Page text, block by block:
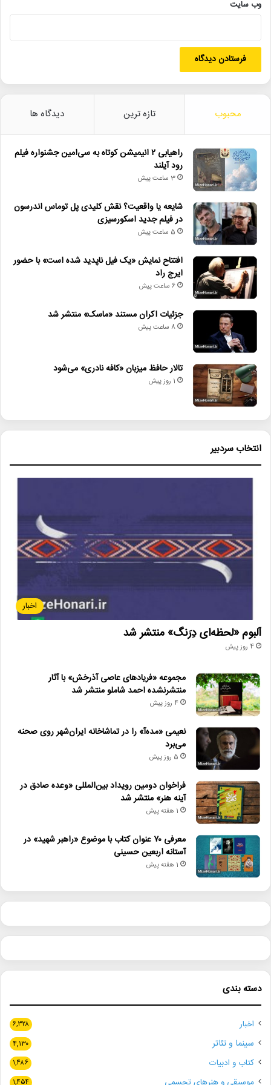
وب‌ سایت
محبوب تازه ترین دیدگاه ها
راهیابی ۲ انیمیشن کوتاه به سی‌امین جشنواره فیلم
رود آیلند
3 ساعت پیش
شایعه یا واقعیت؟ نقش کلیدی پل توماس اندرسون
در فیلم جدید اسکورسیزی
5 ساعت پیش
افتتاح نمایش «یک فیل ناپدید شده است» با حضور
ایرج راد
6 ساعت پیش
جزئیات اکران مستند «ماسک» منتشر شد
8 ساعت پیش
تالار حافظ میزبان «کافه نادری» می‌شود
1 روز پیش
انتخاب سردبیر
اخبار
آلبوم «لحظه‌ای دِرَنگ» منتشر شد
4 روز پیش
مجموعه «فریادهای عاصی آذرخش» با آثار
منتشرنشده احمد شاملو منتشر شد
4 روز پیش
نعیمی «مده‌آ» را در تماشاخانه ایران‌شهر روی صحنه
می‌برد
5 روز پیش
فراخوان دومین رویداد بین‌المللی «وعده صادق در
آینه هنر» منتشر شد
1 هفته پیش
معرفی ۷۰ عنوان کتاب با موضوع «راهبر شهید» در
آستانه اربعین حسینی
1 هفته پیش
دسته بندی
اخبار ۶,۳۲۸
سینما و تئاتر ۴,۱۳۰
کتاب و ادبیات ۱,۴۸۶
۱,۴۵۴